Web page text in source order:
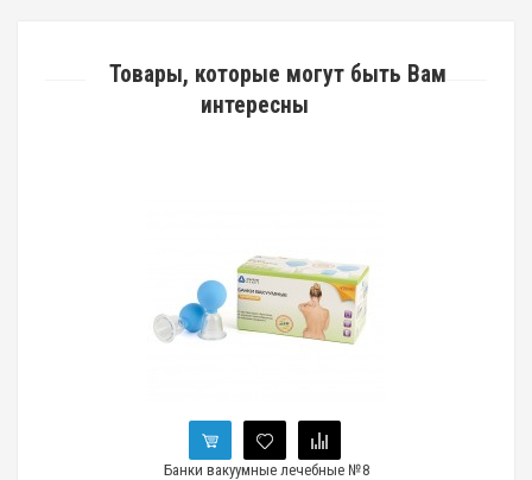
Товары, которые могут быть Вам
интересны
Банки вакуумные лечебные №8